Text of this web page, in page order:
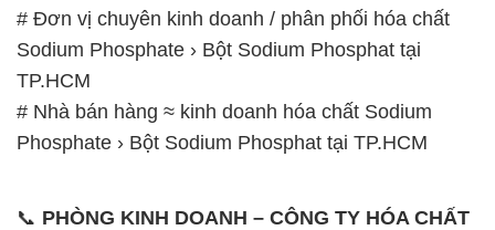
# Đơn vị chuyên kinh doanh / phân phối hóa chất
Sodium Phosphate › Bột Sodium Phosphat tại
TP.HCM
# Nhà bán hàng ≈ kinh doanh hóa chất Sodium
Phosphate › Bột Sodium Phosphat tại TP.HCM
📞 PHÒNG KINH DOANH – CÔNG TY HÓA CHẤT